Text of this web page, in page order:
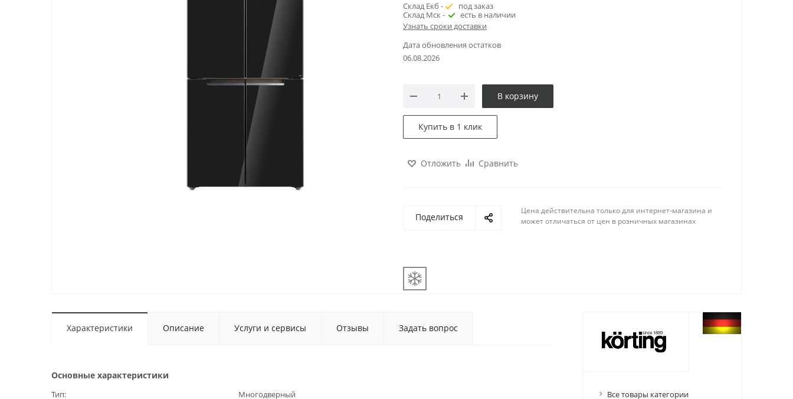
Склад Екб -
под заказ
Склад Мск -
есть в наличии
Узнать сроки доставки
Дата обновления остатков
06.08.2026
В корзину
Купить в 1 клик
Отложить Сравнить
Поделиться
Цена действительна только для интернет-магазина и
может отличаться от цен в розничных магазинах
Характеристики Описание Услуги и сервисы Отзывы Задать вопрос
Основные характеристики
Тип
Многодверный
Все товары категории